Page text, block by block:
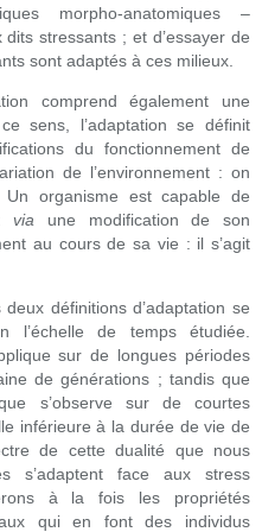
morpho-anatomiques –
stressants ; et d’essayer de
sont adaptés à ces milieux.
comprend également une
sens, l’adaptation se définit
du fonctionnement de
de l’environnement : on
Un organisme est capable de
via une modification de son
au cours de sa vie : il s’agit
définitions d’adaptation se
l’échelle de temps étudiée.
sur de longues périodes
de générations ; tandis que
s’observe sur de courtes
inférieure à la durée de vie de
de cette dualité que nous
s’adaptent face aux stress
à la fois les propriétés
qui en font des individus